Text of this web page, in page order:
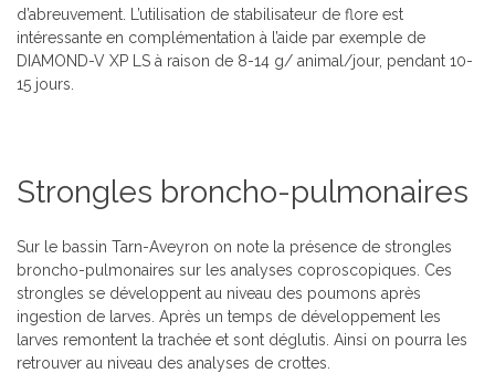
d’abreuvement. L’utilisation de stabilisateur de flore est
intéressante en complémentation à l’aide par exemple de
DIAMOND-V XP LS à raison de 8-14 g/ animal/jour, pendant 10-
15 jours.
Strongles broncho-pulmonaires
Sur le bassin Tarn-Aveyron on note la présence de strongles
broncho-pulmonaires sur les analyses coproscopiques. Ces
strongles se développent au niveau des poumons après
ingestion de larves. Après un temps de développement les
larves remontent la trachée et sont déglutis. Ainsi on pourra les
retrouver au niveau des analyses de crottes.